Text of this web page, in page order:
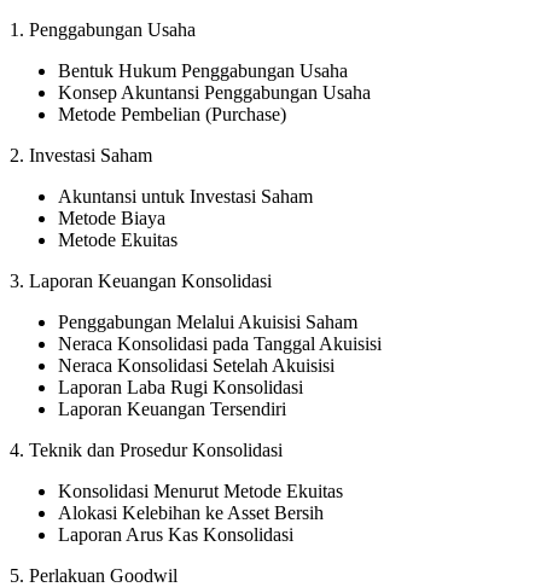
1. Penggabungan Usaha
Bentuk Hukum Penggabungan Usaha
Konsep Akuntansi Penggabungan Usaha
Metode Pembelian (Purchase)
2. Investasi Saham
Akuntansi untuk Investasi Saham
Metode Biaya
Metode Ekuitas
3. Laporan Keuangan Konsolidasi
Penggabungan Melalui Akuisisi Saham
Neraca Konsolidasi pada Tanggal Akuisisi
Neraca Konsolidasi Setelah Akuisisi
Laporan Laba Rugi Konsolidasi
Laporan Keuangan Tersendiri
4. Teknik dan Prosedur Konsolidasi
Konsolidasi Menurut Metode Ekuitas
Alokasi Kelebihan ke Asset Bersih
Laporan Arus Kas Konsolidasi
5. Perlakuan Goodwil